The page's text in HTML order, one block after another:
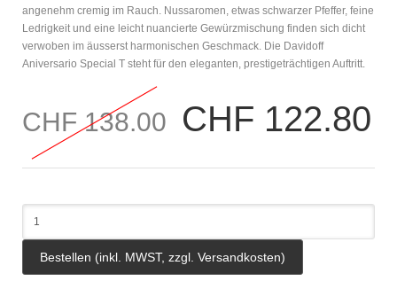
angenehm cremig im Rauch. Nussaromen, etwas schwarzer Pfeffer, feine
Ledrigkeit und eine leicht nuancierte Gewürzmischung finden sich dicht
verwoben im äusserst harmonischen Geschmack. Die Davidoff
Aniversario Special T steht für den eleganten, prestigeträchtigen Auftritt.
CHF 138.00 CHF 122.80